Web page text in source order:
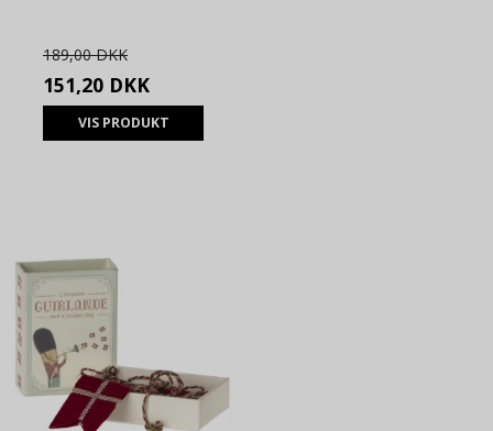
189,00 DKK
151,20 DKK
VIS PRODUKT